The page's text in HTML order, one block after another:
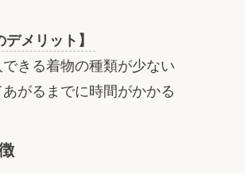
デメリット】
できる着物の種類が少ない
あがるまでに時間がかかる